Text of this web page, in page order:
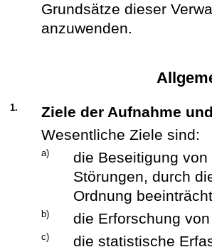
Grundsätze dieser
anzuwenden.
1.
Ziele der Aufnahme
Wesentliche Ziele sind:
a)
die Beseitigung
Störungen, durch
Ordnung
b) die Erforschung
c) die statistische